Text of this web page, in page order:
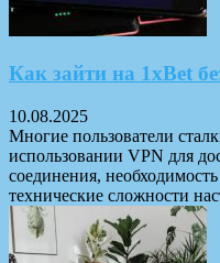
Как зайти на 1xBet
10.08.2025
Многие пользователи
использовании VPN для
соединения,
технические сложности